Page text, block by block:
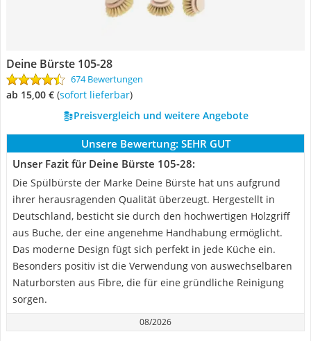
Deine Bürste 105-28
674 Bewertungen
ab 15,00 € ( Sofort lieferbar)
Preisvergleich und weitere Angebote
Unsere Bewertung: SEHR GUT
Unser Fazit für Deine Bürste 105-28:
Die Spülbürste der Marke Deine Bürste hat uns aufgrund
ihrer herausragenden Qualität überzeugt. Hergestellt in
Deutschland, besticht sie durch den hochwertigen Holzgriff
aus Buche, der eine angenehme Handhabung ermöglicht.
Das moderne Design fügt sich perfekt in jede Küche ein.
Besonders positiv ist die Verwendung von auswechselbaren
Naturborsten aus Fibre, die für eine gründliche Reinigung
sorgen.
08/2026